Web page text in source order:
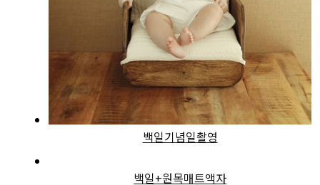
백일기념일촬영
백일+원목매트액자